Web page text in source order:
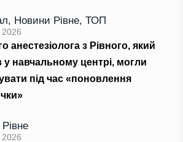
, Новини Рівне, ТОП
анестезіолога з Рівного, який
у навчальному центрі, могли
під час «поновлення